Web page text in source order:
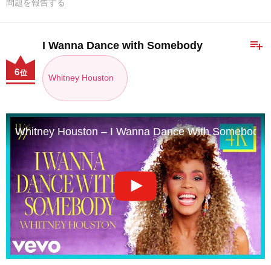
問題を報告する
playlist_add
I Wanna Dance with Somebody
Whitney Houston
6位
Whitney Houston – I Wanna Dance With Somebody